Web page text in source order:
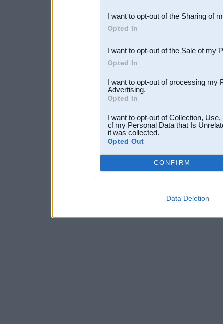
Downstream Participants
third parties.
I want to opt-out of the Sharing of
Opted In
I want to opt-out of the Sale of my
Opted In
I want to opt-out of processing my
Advertising.
Opted In
I want to opt-out of Collection,
of my Personal Data that Is
it was collected.
Opted Out
CONFIRM
Data Deletion